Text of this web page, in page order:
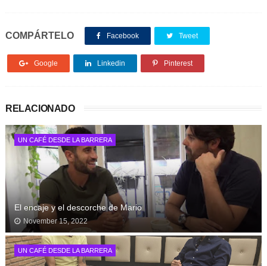
COMPÁRTELO Facebook Tweet
Google Linkedin Pinterest
RELACIONADO
UN CAFÉ DESDE LA BARRERA
El encaje y el descorche de Mario
November 15, 2022
UN CAFÉ DESDE LA BARRERA